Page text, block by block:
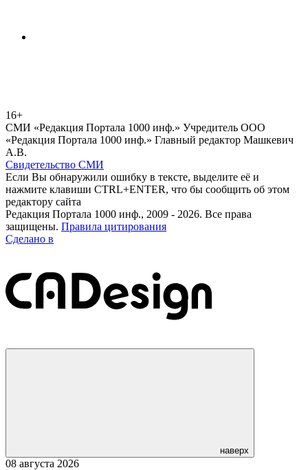
16+
СМИ «Редакция Портала 1000 инф.» Учредитель ООО
«Редакция Портала 1000 инф.» Главный редактор Машкевич
А.В.
Свидетельство СМИ
Если Вы обнаружили ошибку в тексте, выделите её и
нажмите клавиши CTRL+ENTER, что бы сообщить об этом
редактору сайта
Редакция Портала 1000 инф., 2009 - 2026. Все права
защищены. Правила цитирования
Сделано в
наверх
08 августа 2026